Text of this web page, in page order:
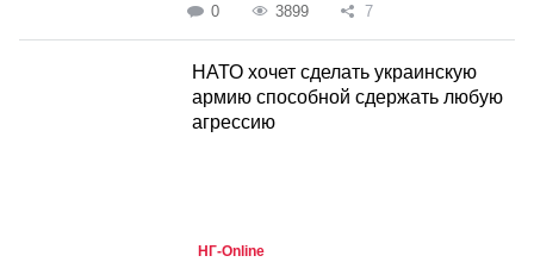
0 3899 7
НАТО хочет сделать украинскую
армию способной сдержать любую
агрессию
НГ-Online